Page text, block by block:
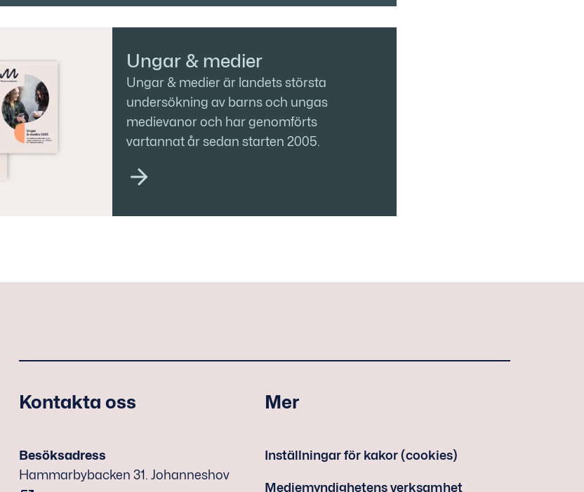
Ungar & medier
Ungar & medier är landets största
undersökning av barns och ungas
medievanor och har genomförts
vartannat år sedan starten 2005.
Kontakta oss
Besöksadress
Hammarbybacken 31. Johanneshov
Mer
Inställningar för kakor (cookies)
Mediemyndighetens verksamhet